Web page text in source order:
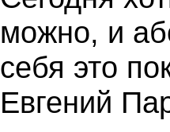
можно, и
себя это
Евгений